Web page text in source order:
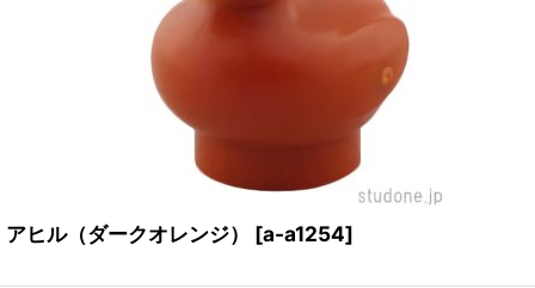
アヒル（ダークオレンジ） [a-a1254]